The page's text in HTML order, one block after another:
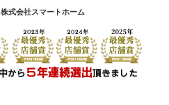
式会社スマートホーム